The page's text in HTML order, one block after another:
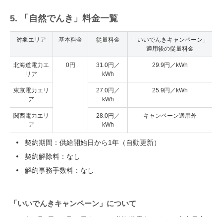
5. 「自然でんき」料金一覧
対象エリア 基本料金 従量料金
「いいでんきキャンペーン」
適用後の従量料金
北海道電力エ
リア
0円
31.0円／
kWh
29.9円／kWh
東京電力エリ
ア
27.0円／
kWh
25.9円／kWh
関西電力エリ
ア
28.0円／
kWh
キャンペーン適用外
契約期間：供給開始日から1年（自動更新）
契約解除料：なし
解約事務手数料：なし
「いいでんきキャンペーン」について